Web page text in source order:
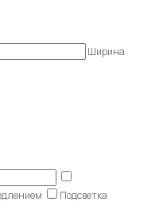
Ширина
Подсветка